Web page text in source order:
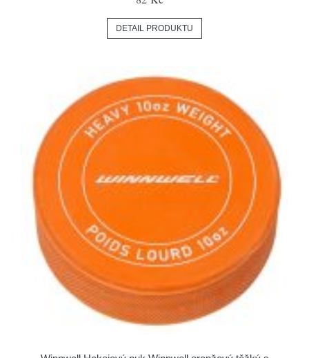
DETAIL PRODUKTU